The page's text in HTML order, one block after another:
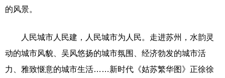
的风景。
人民城市人民建，人民城市为人民。走进苏州，水韵灵
动的城市风貌、吴风悠扬的城市氛围、经济勃发的城市活
力、雅致惬意的城市生活……新时代《姑苏繁华图》正徐徐